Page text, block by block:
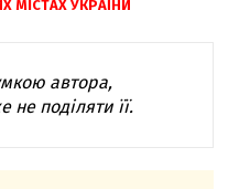
МІСТАХ УКРАЇНИ
автора,
не поділяти її.